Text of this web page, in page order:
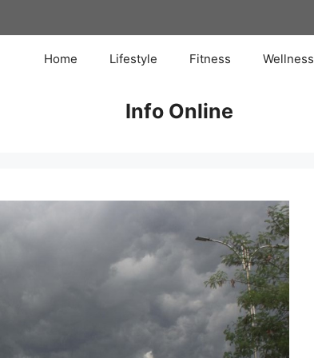
Home Lifestyle Fitness Wellness
Info Online